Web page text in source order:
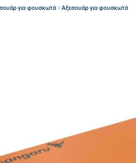
για φουσκωτά Αξεσουάρ για φουσκωτά